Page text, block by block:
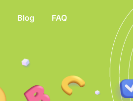
Blog FAQ